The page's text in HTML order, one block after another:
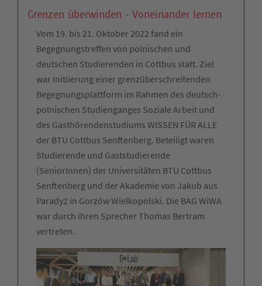
Grenzen überwinden - Voneinander lernen
Vom 19. bis 21. Oktober 2022 fand ein
Begegnungstreffen von polnischen und
deutschen Studierenden in Cottbus statt. Ziel
war Initiierung einer grenzüberschreitenden
Begegnungsplattform im Rahmen des deutsch-
polnischen Studienganges Soziale Arbeit und
des Gasthörendenstudiums WISSEN FÜR ALLE
der BTU Cottbus Senftenberg. Beteiligt waren
Studierende und Gaststudierende
(SeniorInnen) der Universitäten BTU Cottbus
Senftenberg und der Akademie von Jakub aus
Paradyż in Gorzów Wielkopolski. Die BAG WiWA
war durch ihren Sprecher Thomas Bertram
vertreten.